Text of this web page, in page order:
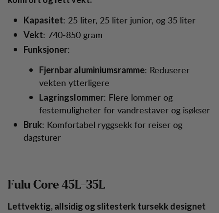
Kapasitet: 25 liter, 25 liter junior, og 35 liter
Vekt: 740-850 gram
Funksjoner:
Fjernbar aluminiumsramme: Reduserer
vekten ytterligere
Lagringslommer: Flere lommer og
festemuligheter for vandrestaver og isøkser
Bruk: Komfortabel ryggsekk for reiser og
dagsturer
Fulu Core 45L-35L
Lettvektig, allsidig og slitesterk tursekk designet